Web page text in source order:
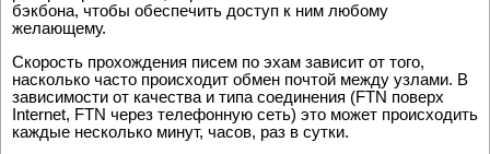
бэкбона, чтобы обеспечить доступ к ним любому
желающему.
Скорость прохождения писем по эхам зависит от того,
насколько часто происходит обмен почтой между узлами. В
зависимости от качества и типа соединения (FTN поверх
Internet, FTN через телефонную сеть) это может происходить
каждые несколько минут, часов, раз в сутки.